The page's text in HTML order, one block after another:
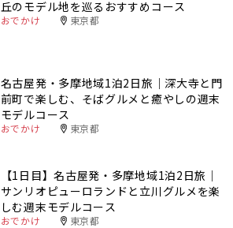
丘のモデル地を巡るおすすめコース
おでかけ 東京都
名古屋発・多摩地域1泊2日旅｜深大寺と門
前町で楽しむ、そばグルメと癒やしの週末
モデルコース
おでかけ 東京都
【1日目】名古屋発・多摩地域1泊2日旅｜
サンリオピューロランドと立川グルメを楽
しむ週末モデルコース
おでかけ 東京都